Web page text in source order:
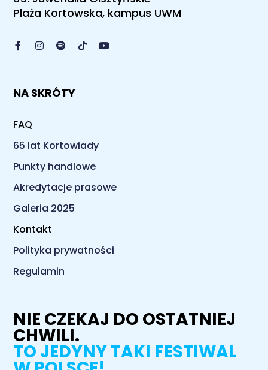
Plaża Kortowska, kampus UWM
NA SKRÓTY
FAQ
65 lat Kortowiady
Punkty handlowe
Akredytacje prasowe
Galeria 2025
Kontakt
Polityka prywatności
Regulamin
NIE CZEKAJ DO OSTATNIEJ
CHWILI.
TO JEDYNY TAKI FESTIWAL